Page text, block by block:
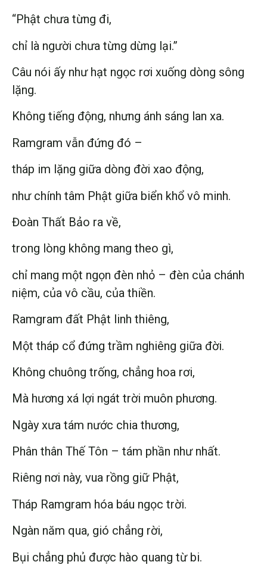
“Phật chưa từng đi,
chỉ là người chưa từng dừng lại.”
Câu nói ấy như hạt ngọc rơi xuống dòng sông
lặng.
Không tiếng động, nhưng ánh sáng lan xa.
Ramgram vẫn đứng đó –
tháp im lặng giữa dòng đời xao động,
như chính tâm Phật giữa biển khổ vô minh.
Đoàn Thất Bảo ra về,
trong lòng không mang theo gì,
chỉ mang một ngọn đèn nhỏ – đèn của chánh
niệm, của vô cầu, của thiền.
Ramgram đất Phật linh thiêng,
Một tháp cổ đứng trầm nghiêng giữa đời.
Không chuông trống, chẳng hoa rơi,
Mà hương xá lợi ngát trời muôn phương.
Ngày xưa tám nước chia thương,
Phân thân Thế Tôn – tám phần như nhất.
Riêng nơi này, vua rồng giữ Phật,
Tháp Ramgram hóa báu ngọc trời.
Ngàn năm qua, gió chẳng rời,
Bụi chẳng phủ được hào quang từ bi.